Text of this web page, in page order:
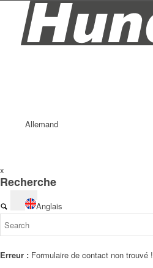
Allemand
Anglais
x
Recherche
Erreur : Formulaire de contact non trouvé !